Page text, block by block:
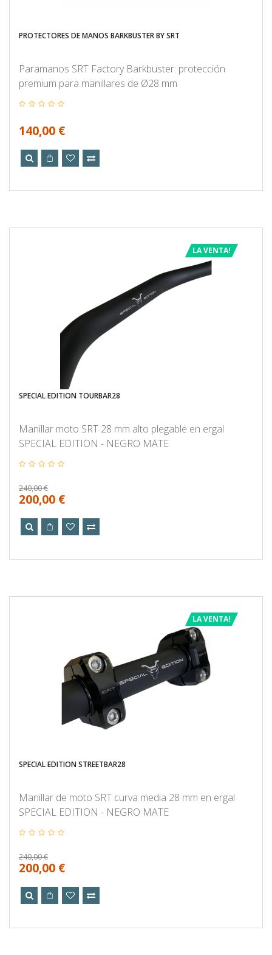
PROTECTORES DE MANOS BARKBUSTER BY SRT
Paramanos SRT Factory Barkbuster: protección
premium para manillares de Ø28 mm
140,00 €
LA VENTA!
SPECIAL EDITION TOURBAR28
Manillar moto SRT 28 mm alto plegable en ergal
SPECIAL EDITION - NEGRO MATE
240,00 €
200,00 €
LA VENTA!
SPECIAL EDITION STREETBAR28
Manillar de moto SRT curva media 28 mm en ergal
SPECIAL EDITION - NEGRO MATE
240,00 €
200,00 €